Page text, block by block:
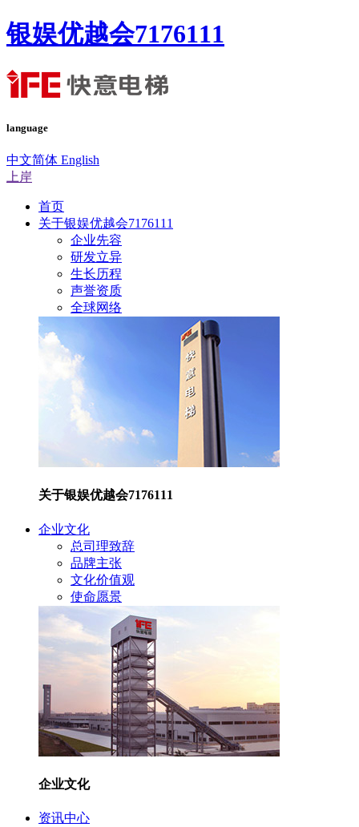
银娱优越会7176111
language
中文简体 English
上岸
首页
关于银娱优越会7176111
企业先容
研发立异
生长历程
声誉资质
全球网络
关于银娱优越会7176111
企业文化
总司理致辞
品牌主张
文化价值观
使命愿景
企业文化
资讯中心